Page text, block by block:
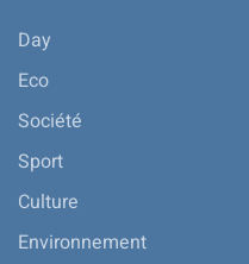
Day
Eco
Société
Sport
Culture
Environnement